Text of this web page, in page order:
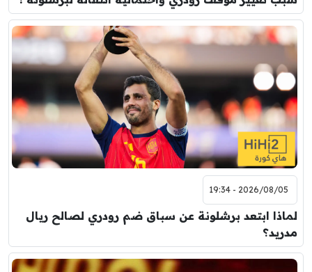
2026/08/05 - 19:34
لماذا ابتعد برشلونة عن سباق ضم رودري لصالح ريال
مدريد؟